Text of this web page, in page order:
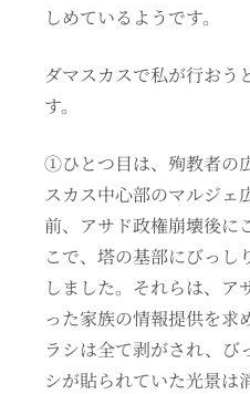
しめているようです。
ダマスカスで私が行おう
す。
①ひとつ目は、殉教者の
スカス中心部のマルジェ
前、アサド政権崩壊後に
こで、塔の基部にびっし
しました。それらは、ア
った家族の情報提供を求
ラシは全て剥がされ、び
シが貼られていた光景は